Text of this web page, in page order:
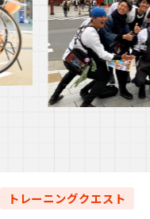
トレーニングクエスト